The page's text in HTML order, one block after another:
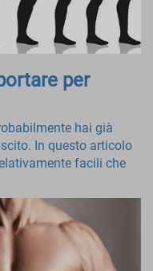
per
hai già
In questo articolo
facili che